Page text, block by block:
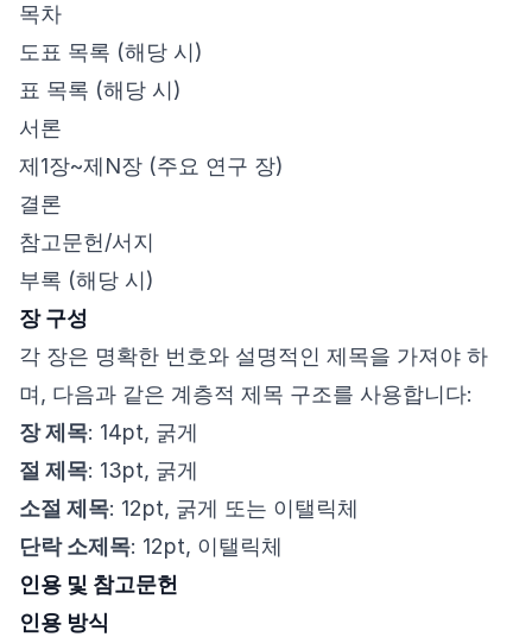
목차
도표 목록 (해당 시)
표 목록 (해당 시)
서론
제1장~제N장 (주요 연구 장)
결론
참고문헌/서지
부록 (해당 시)
장 구성
각 장은 명확한 번호와 설명적인 제목을 가져야 하
며, 다음과 같은 계층적 제목 구조를 사용합니다:
장 제목: 14pt, 굵게
절 제목: 13pt, 굵게
소절 제목: 12pt, 굵게 또는 이탤릭체
단락 소제목: 12pt, 이탤릭체
인용 및 참고문헌
인용 방식